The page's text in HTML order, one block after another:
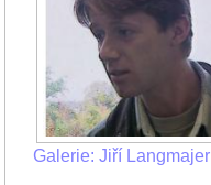
Galerie: Jiří Langmajer